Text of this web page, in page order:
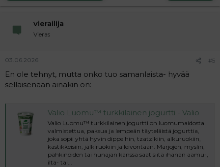
vierailija
Vieras
03.06.2026 #5
En ole tehnyt, mutta onko tuo samanlaista- hyvää
sellaisenaan ainakin on:
Valio Luomu™ turkkilainen jogurtti - Valio
Valio Luomu™ turkkilainen jogurtti on luomumaidosta
valmistettua, paksua ja lempeän täyteläistä jogurttia,
joka sopii yhtä hyvin dippeihin, tzatzikiin, alkuruokiin,
kastikkeisiin, jälkiruokiin ja leivontaan. Marjojen, myslin,
pähkinöiden tai hunajan kanssa saat siitä ihanan aamu-,
ilta- tai...